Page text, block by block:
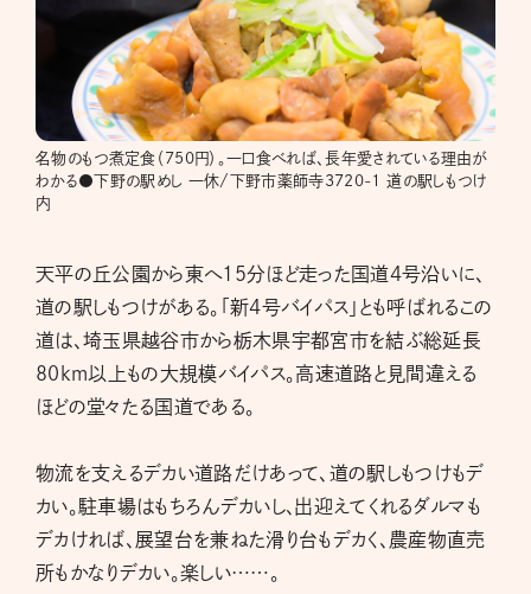
名物のもつ煮定食（750円）。一口食べれば、長年愛されている理由が
わかる●下野の駅めし 一休/下野市薬師寺3720-1 道の駅しもつけ
内
天平の丘公園から東へ15分ほど走った国道4号沿いに、
道の駅しもつけがある。「新4号バイパス」とも呼ばれるこの
道は、埼玉県越谷市から栃木県宇都宮市を結ぶ総延長
80km以上もの大規模バイパス。高速道路と見間違える
ほどの堂々たる国道である。
物流を支えるデカい道路だけあって、道の駅しもつけもデ
カい。駐車場はもちろんデカいし、出迎えてくれるダルマも
デカければ、展望台を兼ねた滑り台もデカく、農産物直売
所もかなりデカい。楽しい……。